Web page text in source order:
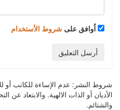
اُوافق على شروط الأستخدام
أرسل التعليق
شروط النشر: عدم الإساءة للكاتب
الأديان أو الذات الالهية. والابتعاد
والشتائم.